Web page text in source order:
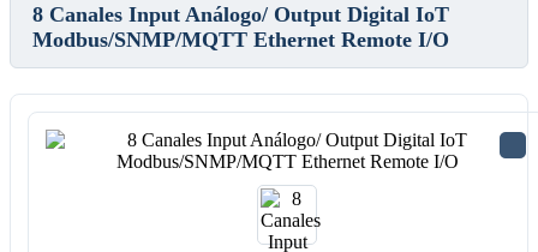
8 Canales Input Análogo/ Output Digital IoT
Modbus/SNMP/MQTT Ethernet Remote I/O